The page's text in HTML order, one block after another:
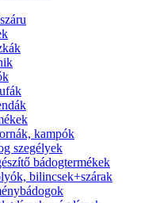
kampók
szegélyek
bádogtermékek
bilincsek+szárak